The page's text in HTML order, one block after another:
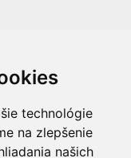
technológie
na zlepšenie
našich